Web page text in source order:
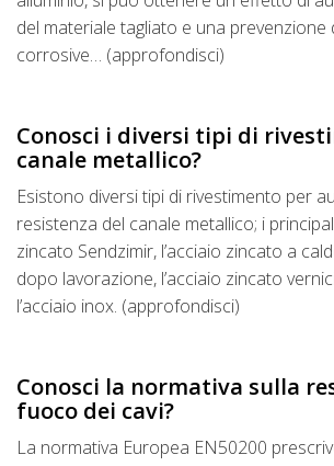
del materiale tagliato e una prevenzione
corrosive… (approfondisci)
Conosci i diversi tipi di
canale metallico?
Esistono diversi tipi di rivestimento per
resistenza del canale metallico; i
zincato Sendzimir, l’acciaio zincato a
dopo lavorazione, l’acciaio zincato
l’acciaio inox. (approfondisci)
Conosci la normativa sulla
fuoco dei cavi?
La normativa Europea EN50200